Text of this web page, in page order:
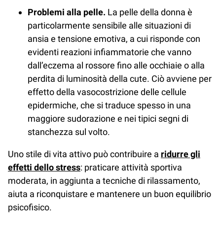
Problemi alla pelle. La pelle della donna è
particolarmente sensibile alle situazioni di
ansia e tensione emotiva, a cui risponde con
evidenti reazioni infiammatorie che vanno
dall’eczema al rossore fino alle occhiaie o alla
perdita di luminosità della cute. Ciò avviene per
effetto della vasocostrizione delle cellule
epidermiche, che si traduce spesso in una
maggiore sudorazione e nei tipici segni di
stanchezza sul volto.
Uno stile di vita attivo può contribuire a ridurre gli
effetti dello stress: praticare attività sportiva
moderata, in aggiunta a tecniche di rilassamento,
aiuta a riconquistare e mantenere un buon equilibrio
psicofisico.